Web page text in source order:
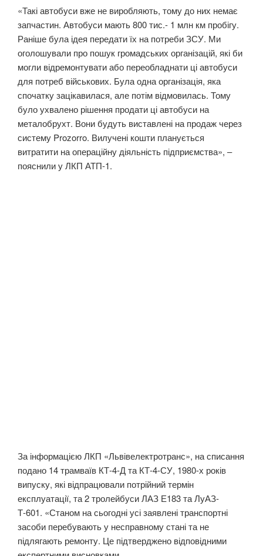
«Такі автобуси вже не виробляють, тому до них немає
запчастин. Автобуси мають 800 тис.- 1 млн км пробігу.
Раніше була ідея передати їх на потреби ЗСУ. Ми
оголошували про пошук громадських організацій, які би
могли відремонтувати або переобладнати ці автобуси
для потреб військових. Була одна організація, яка
спочатку зацікавилася, але потім відмовилась. Тому
було ухвалено рішення продати ці автобуси на
металобрухт. Вони будуть виставлені на продаж через
систему Prozorro. Вилучені кошти планується
витратити на операційну діяльність підприємства», –
пояснили у ЛКП АТП-1.
За інформацією ЛКП «Львівелектротранс», на списання
подано 14 трамваїв КТ-4-Д та КТ-4-СУ, 1980-х років
випуску, які відпрацювали потрійний термін
експлуатації, та 2 тролейбуси ЛАЗ Е183 та ЛуАЗ-
Т-601. «Станом на сьогодні усі заявлені транспортні
засоби перебувають у несправному стані та не
підлягають ремонту. Це підтверджено відповідними